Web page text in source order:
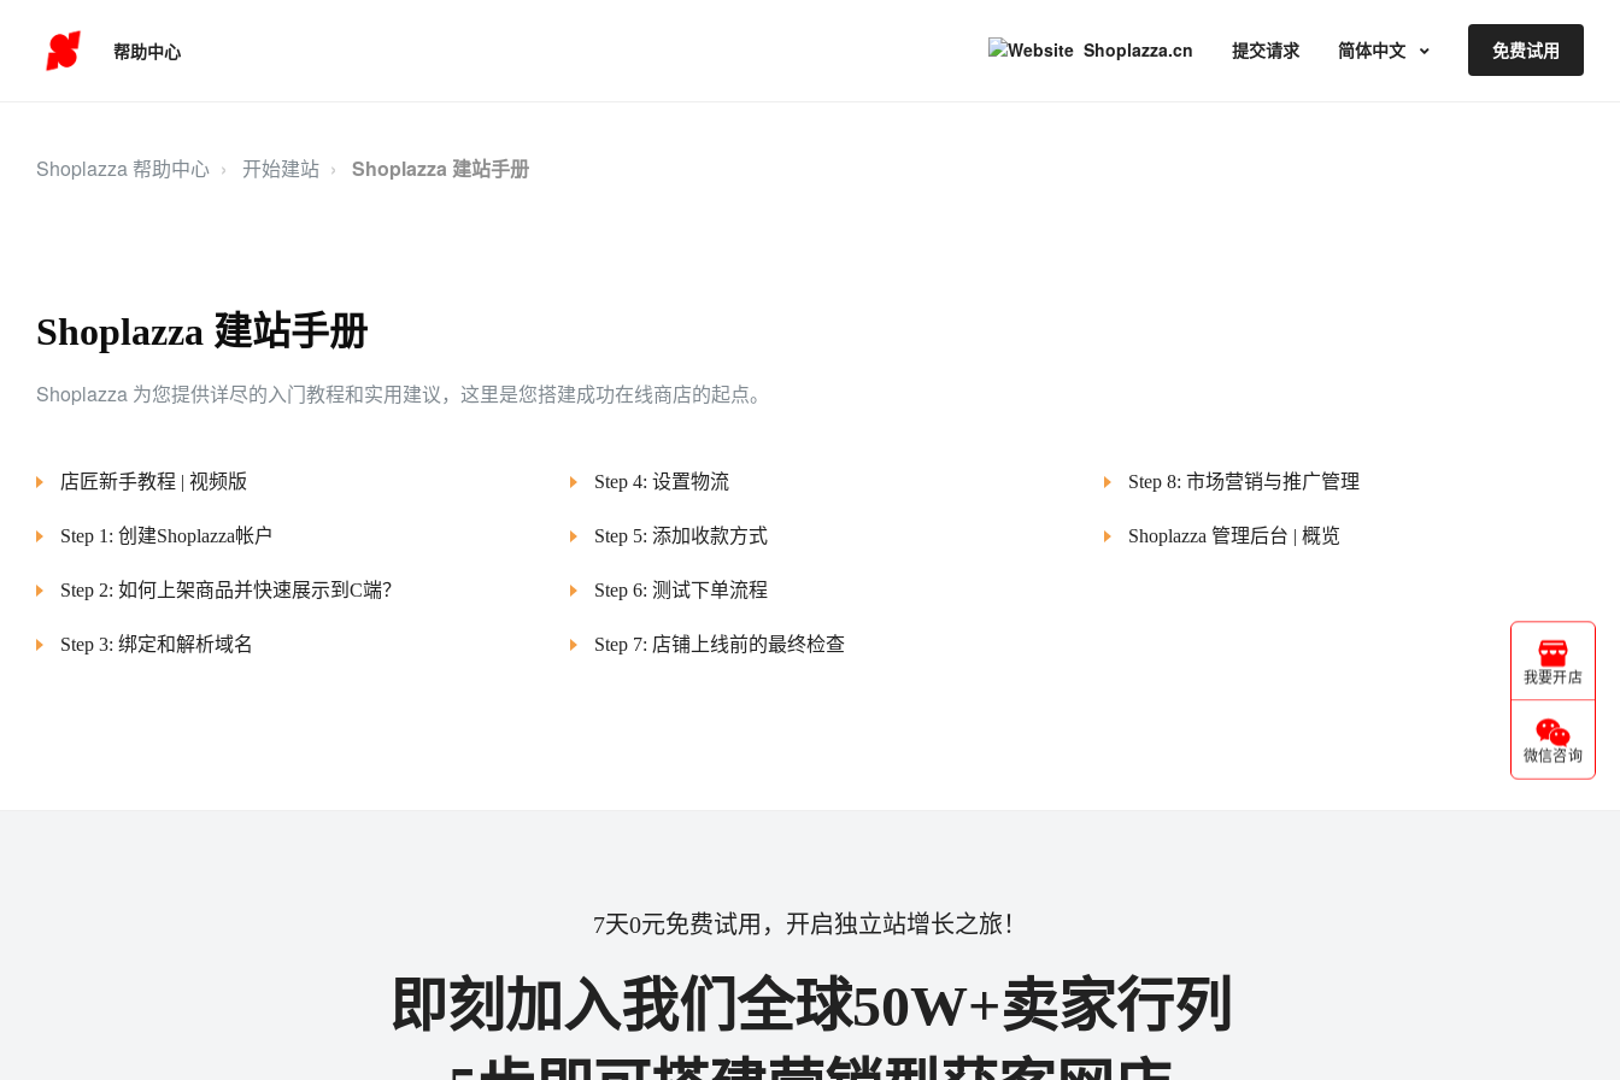
帮助中心 Shoplazza.cn 提交请求 简体中文 免费试用
Shoplazza 帮助中心 开始建站 Shoplazza 建站手册
Shoplazza 建站手册
Shoplazza 为您提供详尽的入门教程和实用建议，这里是您搭建成功在线商店的起点。
店匠新手教程 | 视频版
Step 1: 创建Shoplazza帐户
Step 2: 如何上架商品并快速展示到C端？
Step 3: 绑定和解析域名
Step 4: 设置物流
Step 5: 添加收款方式
Step 6: 测试下单流程
Step 7: 店铺上线前的最终检查
Step 8: 市场营销与推广管理
Shoplazza 管理后台 | 概览
我要开店
微信咨询
7天0元免费试用，开启独立站增长之旅！
即刻加入我们全球50W+卖家行列